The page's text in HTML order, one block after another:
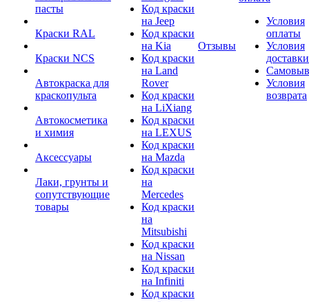
пасты
Краски RAL
Краски NCS
Автокраска для
краскопульта
Автокосметика
и химия
Аксессуары
Лаки, грунты и
сопутствующие
товары
Код краски
на Jeep
Код краски
на Kia
Код краски
на Land
Rover
Код краски
на LiXiang
Код краски
на LEXUS
Код краски
на Mazda
Код краски
на
Mercedes
Код краски
на
Mitsubishi
Код краски
на Nissan
Код краски
на Infiniti
Код краски
Отзывы
Условия
оплаты
Условия
доставки
Условия
возврата